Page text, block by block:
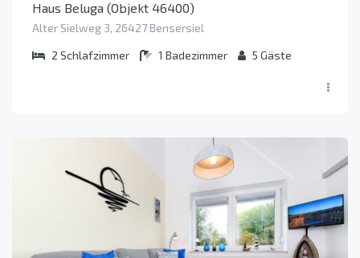
Haus Beluga (Objekt 46400)
Alter Sielweg 3, 26427 Bensersiel
2 Schlafzimmer 1 Badezimmer 5 Gäste